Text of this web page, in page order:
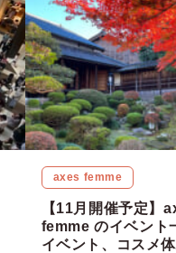
axes femme
【11月開催予定】
femme のイベント
イベント、コスメ